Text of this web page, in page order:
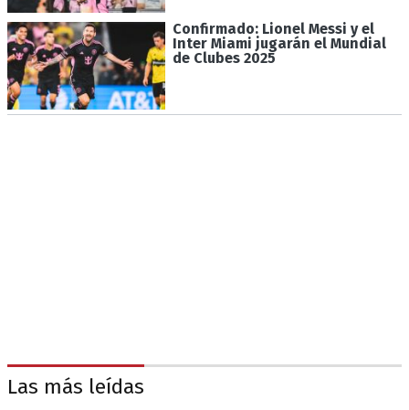
Confirmado: Lionel Messi y el
Inter Miami jugarán el Mundial
de Clubes 2025
Las más leídas